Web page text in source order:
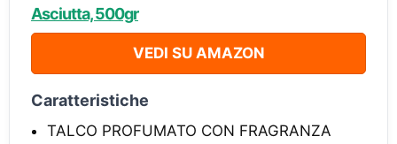
Asciutta, 500gr
VEDI SU AMAZON
Caratteristiche
TALCO PROFUMATO CON FRAGRANZA